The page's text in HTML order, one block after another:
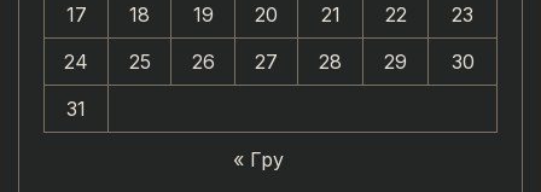
17
18 19 20 21 22
23
24
25 26 27 28 29
30
31
« Гру